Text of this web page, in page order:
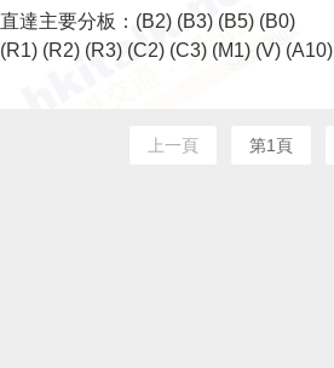
直達主要分板： (B2) (B3) (B5) (B0)
(R1) (R2) (R3) (C2) (C3) (M1) (V) (A10)
上一頁 第1頁